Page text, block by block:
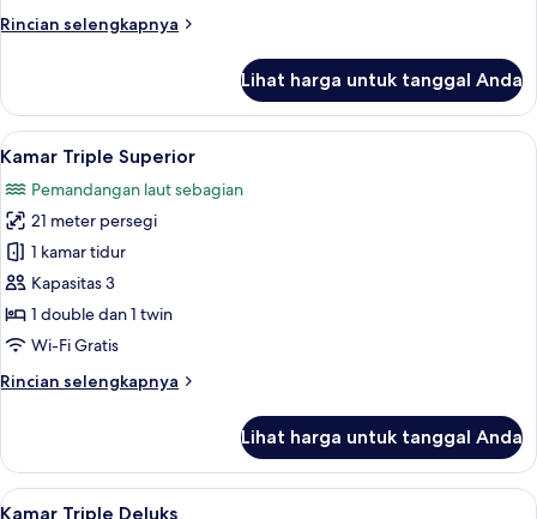
pemandangan
Rincian selengkapnya
Rincian
Kamar
Superior,
2
Tidur
Twin,
pemandangan
laut
sebagian
Lihat harga untuk tanggal Anda
Lihat
semua
foto
untuk
Kamar
Triple
Superior
Kamar Triple Superior |
5
Kamar Triple Superior
Pemandangan laut sebagian
21 meter persegi
1 kamar tidur
Kapasitas 3
1 double dan 1 twin
Wi-Fi Gratis
Rincian selengkapnya
Rincian
Kamar
Triple
Superior
Lihat harga untuk tanggal Anda
Lihat
Kamar Triple Deluks | Pemandangan
5
Kamar Triple Deluks